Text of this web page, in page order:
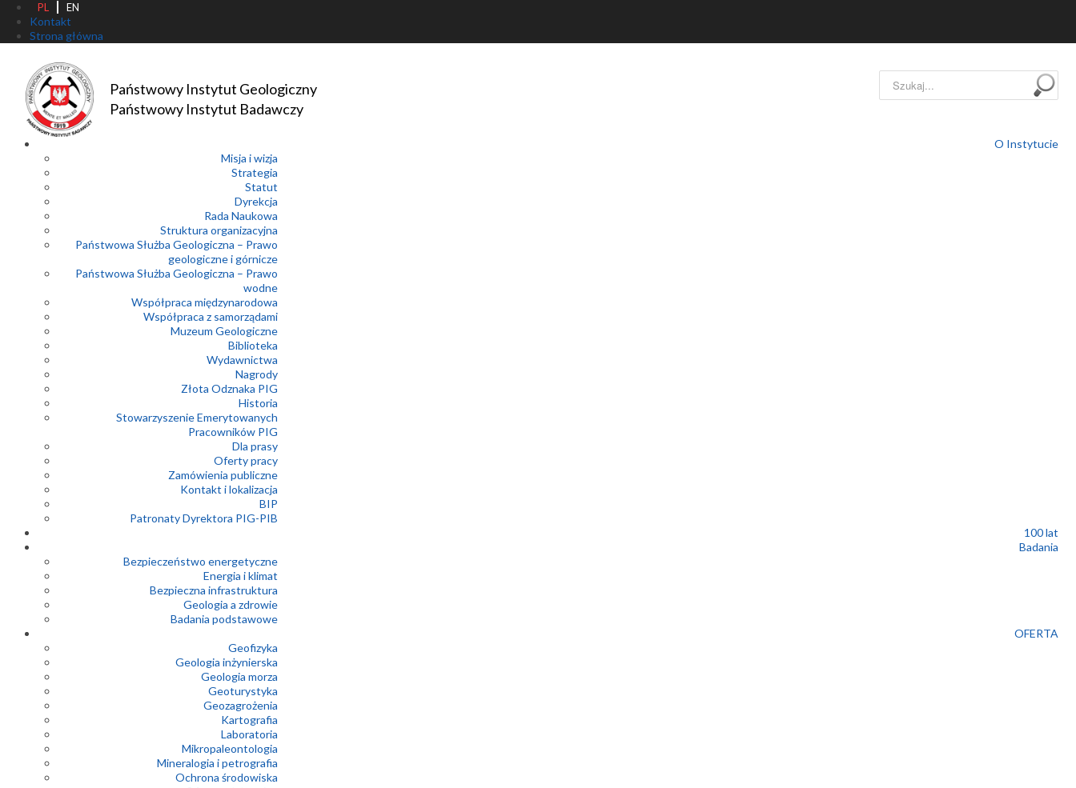
PL EN
Kontakt
Strona główna
Państwowy Instytut Geologiczny
Państwowy Instytut Badawczy
Szukaj...
O Instytucie
Misja i wizja
Strategia
Statut
Dyrekcja
Rada Naukowa
Struktura organizacyjna
Państwowa Służba Geologiczna – Prawo
geologiczne i górnicze
Państwowa Służba Geologiczna – Prawo
wodne
Współpraca międzynarodowa
Współpraca z samorządami
Muzeum Geologiczne
Biblioteka
Wydawnictwa
Nagrody
Złota Odznaka PIG
Historia
Stowarzyszenie Emerytowanych
Pracowników PIG
Dla prasy
Oferty pracy
Zamówienia publiczne
Kontakt i lokalizacja
BIP
Patronaty Dyrektora PIG-PIB
100 lat
Badania
Bezpieczeństwo energetyczne
Energia i klimat
Bezpieczna infrastruktura
Geologia a zdrowie
Badania podstawowe
OFERTA
Geofizyka
Geologia inżynierska
Geologia morza
Geoturystyka
Geozagrożenia
Kartografia
Laboratoria
Mikropaleontologia
Mineralogia i petrografia
Ochrona środowiska